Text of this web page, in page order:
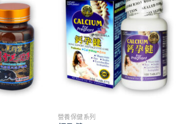
wishlist
Add to
wishlist
營養保健系列